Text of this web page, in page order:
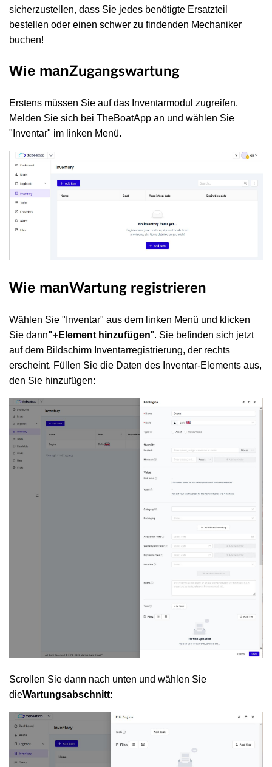
sicherzustellen, dass Sie jedes benötigte Ersatzteil
bestellen oder einen schwer zu findenden Mechaniker
buchen!
Wie manZugangswartung
Erstens müssen Sie auf das Inventarmodul zugreifen.
Melden Sie sich bei TheBoatApp an und wählen Sie
"Inventar" im linken Menü.
Wie manWartung registrieren
Wählen Sie "Inventar" aus dem linken Menü und klicken
Sie dann"+Element hinzufügen". Sie befinden sich jetzt
auf dem Bildschirm Inventarregistrierung, der rechts
erscheint. Füllen Sie die Daten des Inventar-Elements aus,
den Sie hinzufügen:
Scrollen Sie dann nach unten und wählen Sie
dieWartungsabschnitt: